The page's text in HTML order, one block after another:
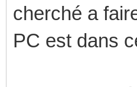
cherché a
PC est dans